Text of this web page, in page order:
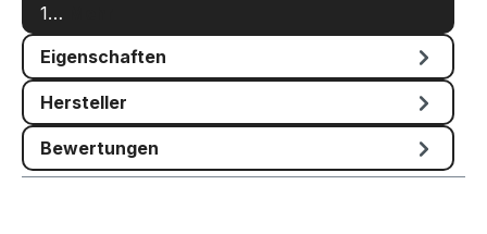
1…
Eigenschaften
Hersteller
Bewertungen